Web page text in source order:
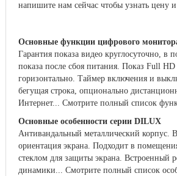
напишите нам сейчас чтобы узнать цену
Основные функции цифрового
Гарантия показа видео круглосуточно,
показа после сбоя питания. Показ Full
горизонтально. Таймер включения и
бегущая строка, опционально
Интернет... Смотрите полный список
Основные особенности серии DILUX
Антивандальный металлический корпус.
ориентация экрана. Подходит в
стеклом для защиты экрана. Встроенный
динамики... Смотрите полный список